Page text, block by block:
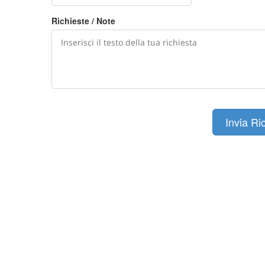
Richieste / Note
Invia